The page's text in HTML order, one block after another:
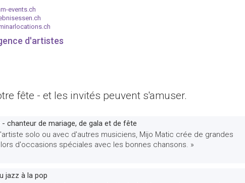
events.ch
d'artistes
fête - et les invités peuvent s'amuser.
chanteur de mariage, de gala et de fête
solo ou avec d'autres musiciens, Mijo Matic crée de grandes
d'occasions spéciales avec les bonnes chansons. »
jazz à la pop